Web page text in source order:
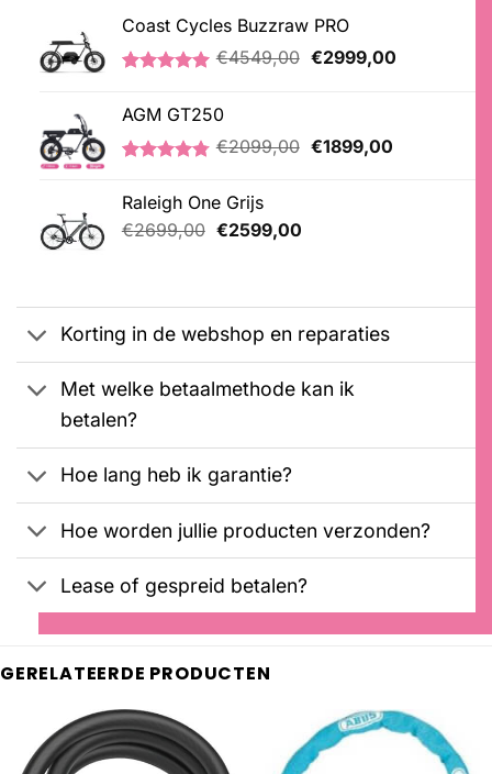
Coast Cycles Buzzraw PRO
gebaseerd
op
klantbeoordeling
€4549,00 Oorspronkelijke
€2999,00Huidige
AGM GT250
4.76
op 5
gebaseerd
op
klantbeoordelingen
€2099,00 Oorspronkelijke
€1899,00Huidige
Raleigh One Grijs
€2699,00 Oorspronkelijke
€2599,00Huidige
Korting in de webshop en reparaties
Met welke betaalmethode kan ik
betalen?
Hoe lang heb ik garantie?
Hoe worden jullie producten verzonden?
Lease of gespreid betalen?
GERELATEERDE PRODUCTEN